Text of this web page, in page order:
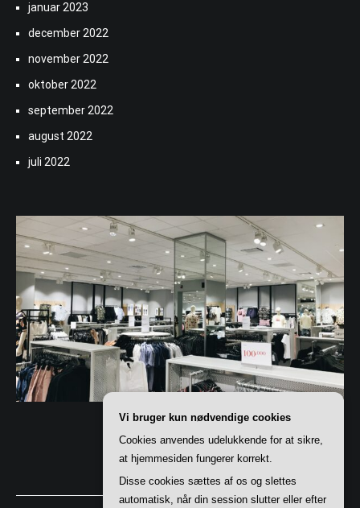
januar 2023
december 2022
november 2022
oktober 2022
september 2022
august 2022
juli 2022
Vi bruger kun nødvendige cookies
Cookies anvendes udelukkende for at sikre,
at hjemmesiden fungerer korrekt.
Disse cookies sættes af os og slettes
automatisk, når din session slutter eller efter